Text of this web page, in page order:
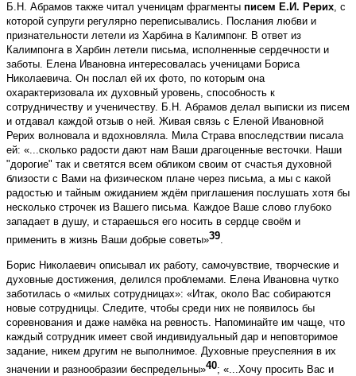
Б.Н. Абрамов также читал ученицам фрагменты писем Е.И. Рерих, с
которой супруги регулярно переписывались. Послания любви и
признательности летели из Харбина в Калимпонг. В ответ из
Калимпонга в Харбин летели письма, исполненные сердечности и
заботы. Елена Ивановна интересовалась ученицами Бориса
Николаевича. Он послал ей их фото, по которым она
охарактеризовала их духовный уровень, способность к
сотрудничеству и ученичеству. Б.Н. Абрамов делал выписки из писем
и отдавал каждой отзыв о ней. Живая связь с Еленой Ивановной
Рерих волновала и вдохновляла. Мила Страва впоследствии писала
ей: «...сколько радости дают нам Ваши драгоценные весточки. Наши
"дорогие" так и светятся всем обликом своим от счастья духовной
близости с Вами на физическом плане через письма, а мы с какой
радостью и тайным ожиданием ждём приглашения послушать хотя бы
несколько строчек из Вашего письма. Каждое Ваше слово глубоко
западает в душу, и стараешься его носить в сердце своём и
применить в жизнь Ваши добрые советы»39.
Борис Николаевич описывал их работу, самочувствие, творческие и
духовные достижения, делился проблемами. Елена Ивановна чутко
заботилась о «милых сотрудницах»: «Итак, около Вас собираются
новые сотрудницы. Следите, чтобы среди них не появилось бы
соревнования и даже намёка на ревность. Напоминайте им чаще, что
каждый сотрудник имеет свой индивидуальный дар и неповторимое
задание, никем другим не выполнимое. Духовные преуспеяния в их
значении и разнообразии беспредельны»40; «...Хочу просить Вас и